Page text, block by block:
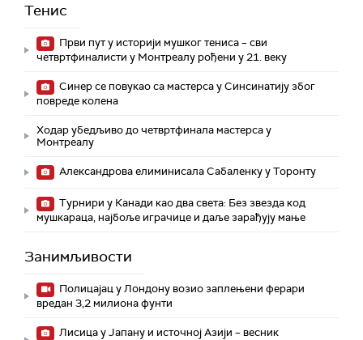
Тенис
Први пут у историји мушког тениса – сви
четвртфиналисти у Монтреалу рођени у 21. веку
Синер се повукао са мастерса у Синсинатију због
повреде колена
Ходар убедљиво до четвртфинала мастерса у
Монтреалу
Александрова елиминисала Сабаленку у Торонту
Турнири у Канади као два света: Без звезда код
мушкараца, најбоље играчице и даље зарађују мање
Занимљивости
Полицајац у Лондону возио заплењени ферари
вредан 3,2 милиона фунти
Лисица у Јапану и источној Азији – весник